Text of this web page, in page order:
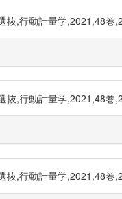
抜,行動計量学,2021,48
抜,行動計量学,2021,48
抜,行動計量学,2021,48